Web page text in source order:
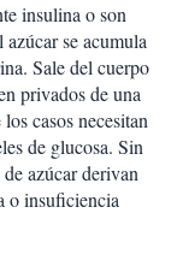
insulina o son
se acumula
Sale del cuerpo
privados de una
casos necesitan
de glucosa. Sin
azúcar derivan
o insuficiencia